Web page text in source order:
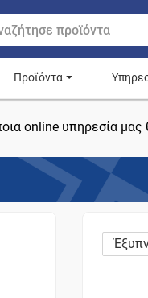
Προϊόντα
online υπηρεσία